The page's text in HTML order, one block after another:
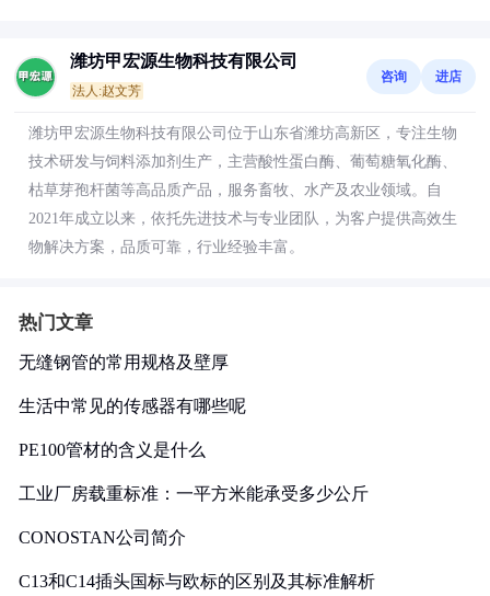
潍坊甲宏源生物科技有限公司
法人:赵文芳
咨询 进店
潍坊甲宏源生物科技有限公司位于山东省潍坊高新区，专注生物
技术研发与饲料添加剂生产，主营酸性蛋白酶、葡萄糖氧化酶、
枯草芽孢杆菌等高品质产品，服务畜牧、水产及农业领域。自
2021年成立以来，依托先进技术与专业团队，为客户提供高效生
物解决方案，品质可靠，行业经验丰富。
热门文章
无缝钢管的常用规格及壁厚
生活中常见的传感器有哪些呢
PE100管材的含义是什么
工业厂房载重标准：一平方米能承受多少公斤
CONOSTAN公司简介
C13和C14插头国标与欧标的区别及其标准解析